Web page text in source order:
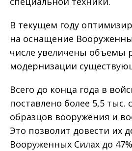
В текущем году
на оснащение
числе увеличены объемы
модернизации
Всего до конца года в
поставлено более 5,5
образцов вооружения и
Это позволит довести их
Вооруженных Силах до